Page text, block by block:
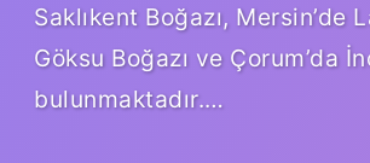
Saklıkent Boğazı, Mersin’de
Göksu Boğazı ve Çorum’da
bulunmaktadır.…